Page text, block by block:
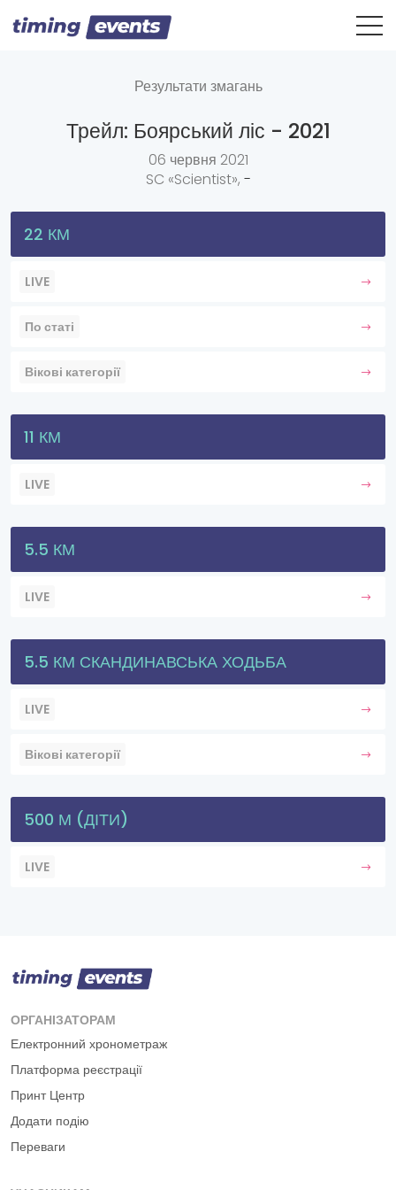
Результати змагань
Трейл: Боярський ліс - 2021
06 червня 2021
SC «Scientist», -
22 КМ
LIVE
По статі
Вікові категорії
11 КМ
LIVE
5.5 КМ
LIVE
5.5 КМ СКАНДИНАВСЬКА ХОДЬБА
LIVE
Вікові категорії
500 М (ДІТИ)
LIVE
ОРГАНІЗАТОРАМ
Електронний хронометраж
Платформа реєстрації
Принт Центр
Додати подію
Переваги